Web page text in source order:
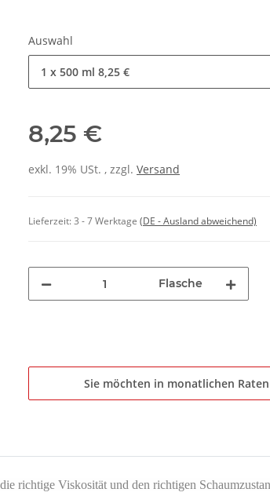
Auswahl
1 x 500 ml 8,25 €
8,25 €
exkl. 19% USt. , zzgl. Versand
Lieferzeit:3 - 7 Werktage (DE - Ausland abweichend)
Flasche
Sie möchten in monatlichen
richtige Viskosität und den richtigen